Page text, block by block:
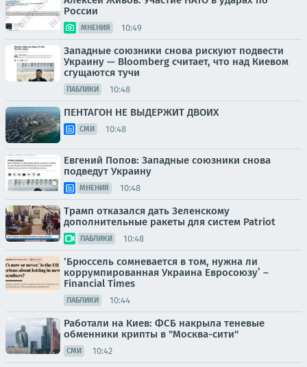
России
МНЕНИЯ 10:49
Западные союзники снова рискуют подвести
Украину — Bloomberg считает, что над Киевом
сгущаются тучи
ПАБЛИКИ 10:48
ПЕНТАГОН НЕ ВЫДЕРЖИТ ДВОИХ
СМИ 10:48
Евгений Попов: Западные союзники снова
подведут Украину
МНЕНИЯ 10:48
Трамп отказался дать Зеленскому
дополнительные ракеты для систем Patriot
ПАБЛИКИ 10:48
‘Брюссель сомневается в том, нужна ли
коррумпированная Украина Евросоюзу’ –
Financial Times
ПАБЛИКИ 10:44
Работали на Киев: ФСБ накрыла теневые
обменники крипты в "Москва-сити"
СМИ 10:42